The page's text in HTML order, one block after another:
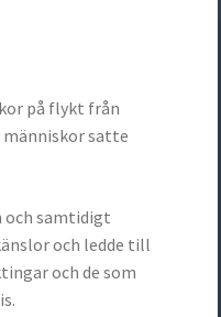
på flykt från
satte
och samtidigt
och ledde till
och de som